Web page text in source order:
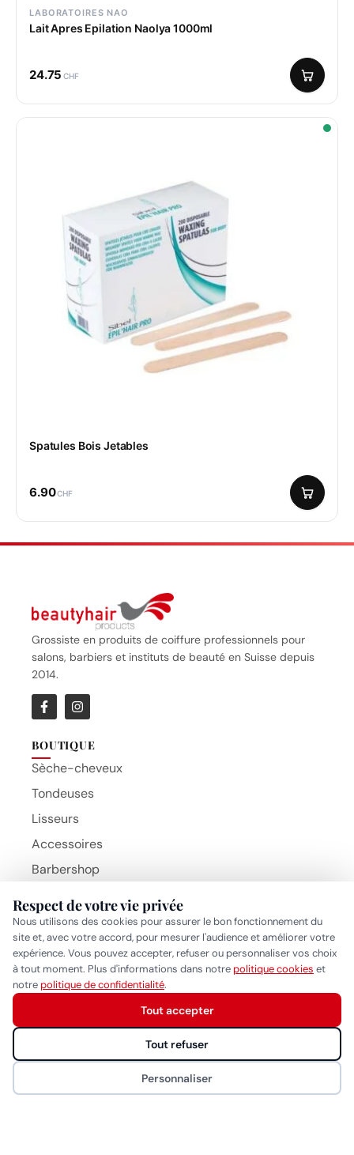
LABORATOIRES NAO
Lait Apres Epilation Naolya 1000ml
24.75 CHF
Spatules Bois Jetables
6.90CHF
Grossiste en produits de coiffure professionnels pour
salons, barbiers et instituts de beauté en Suisse depuis
2014.
BOUTIQUE
Sèche-cheveux
Tondeuses
Lisseurs
Accessoires
Barbershop
BaByliss Pro
Gammapiu
Eurostil
Respect de votre vie privée
Nous utilisons des cookies pour assurer le bon fonctionnement du
site et, avec votre accord, pour mesurer l'audience et améliorer votre
expérience. Vous pouvez accepter, refuser ou personnaliser vos choix
à tout moment. Plus d'informations dans notrepolitique cookies et
notrepolitique de confidentialité.
Personnaliser
Tout refuser
Tout accepter
Beauty Hair Products
Réponse généralement sous quelques heures
Démarrer la conversation